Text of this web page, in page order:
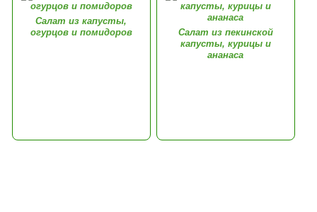
Салат из капусты,
огурцов и помидоров
Салат из пекинской
капусты, курицы и
ананаса